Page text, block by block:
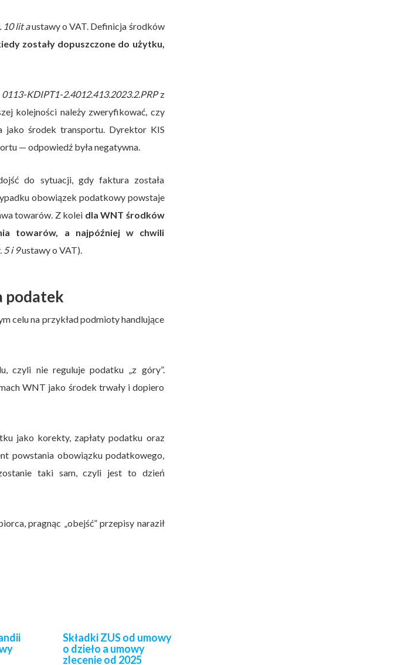
10 lit austawy o VAT. Definicja środków
zostały dopuszczone do użytku,
0113-KDIPT1-2.4012.413.2023.2.PRPz
kolejności należy zweryfikować, czy
jako środek transportu. Dyrektor KIS
— odpowiedź była negatywna.
do sytuacji, gdy faktura została
obowiązek podatkowy powstaje
towarów. Z kolei dla WNT środków
towarów, a najpóźniej w chwili
5 i 9ustawy o VAT).
podatek
celu na przykład podmioty handlujące
czyli nie reguluje podatku „z góry”.
WNT jako środek trwały i dopiero
jako korekty, zapłaty podatku oraz
powstania obowiązku podatkowego,
taki sam, czyli jest to dzień
pragnąc „obejść” przepisy naraził
Składki ZUS od umowy
o dzieło a umowy
zlecenie od 2025